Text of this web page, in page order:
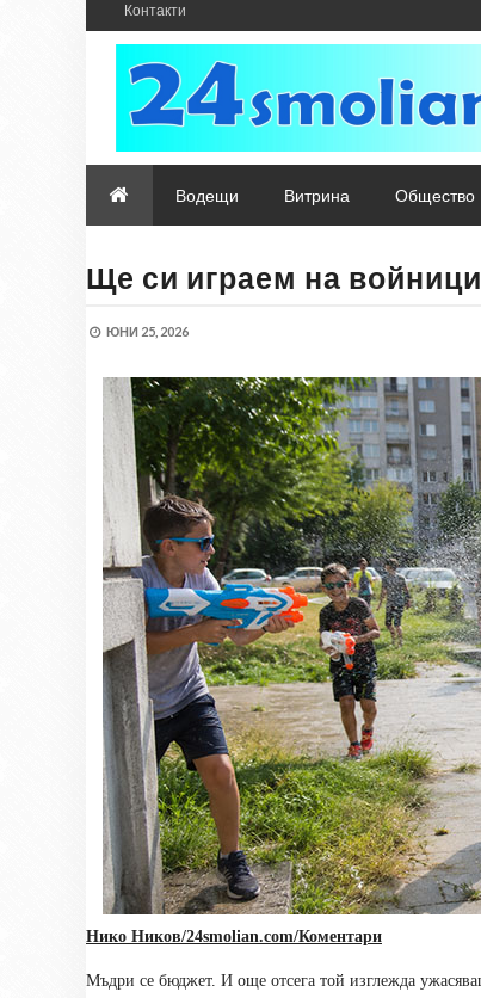
Контакти
Водещи Витрина Общество
Ще си играем на
ЮНИ 25, 2026
Нико Ников/24smolian.com/Коментари
Мъдри се бюджет. И още отсега той изглежда